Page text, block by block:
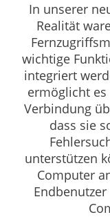
In unserer
Realität
wichtige
integriert
ermöglicht es
Verbindung
dass sie
unterstützen
Computer